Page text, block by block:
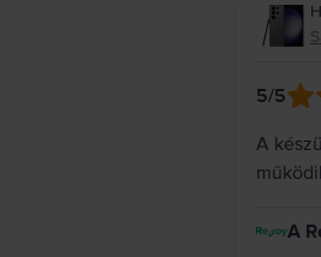
5/5
A
A